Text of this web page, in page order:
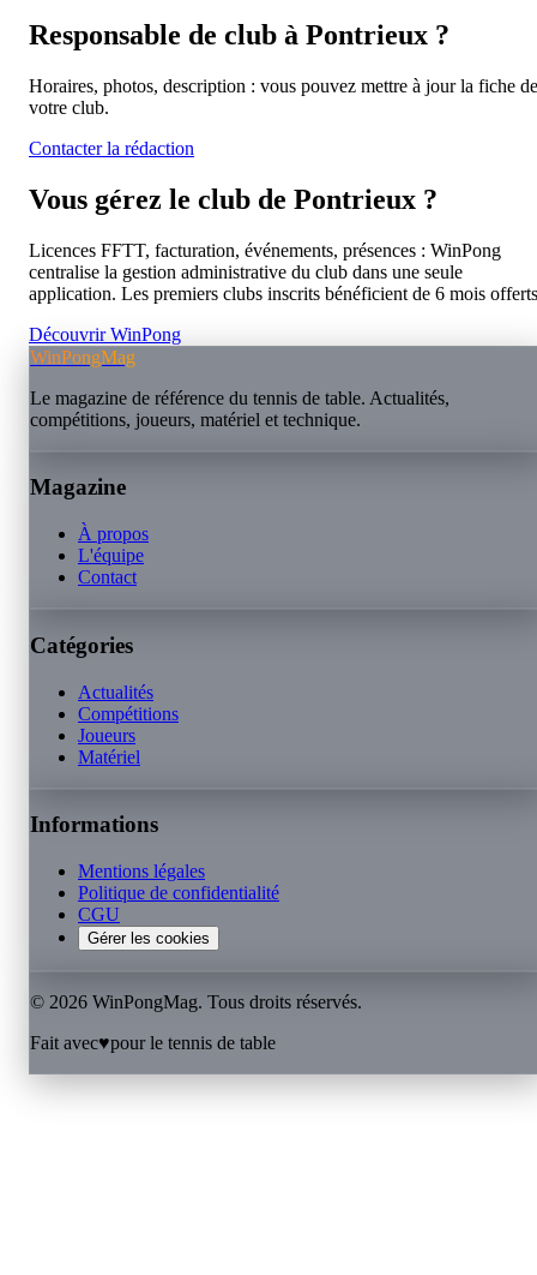
Responsable de club à Pontrieux ?
Horaires, photos, description : vous pouvez mettre à jour la fiche de
votre club.
Contacter la rédaction
Vous gérez le club de Pontrieux ?
Licences FFTT, facturation, événements, présences : WinPong
centralise la gestion administrative du club dans une seule
application. Les premiers clubs inscrits bénéficient de 6 mois
Découvrir WinPong
WinPongMag
Le magazine de référence du tennis de table. Actualités,
compétitions, joueurs, matériel et technique.
Magazine
À propos
L'équipe
Contact
Catégories
Actualités
Compétitions
Joueurs
Matériel
Informations
Mentions légales
Politique de confidentialité
CGU
Gérer les cookies
© 2026 WinPongMag. Tous droits réservés.
Fait avec♥pour le tennis de table